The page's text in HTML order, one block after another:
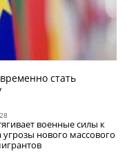
стать
военные силы к
угрозы нового массового